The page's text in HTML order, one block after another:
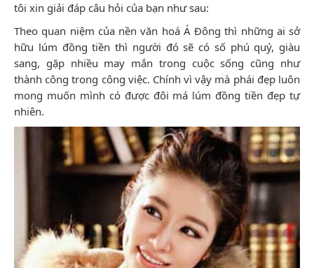
tôi xin giải đáp câu hỏi của bạn như sau:
Theo quan niệm của nền văn hoá Á Đông thì những ai sở
hữu lúm đồng tiền thì người đó sẽ có số phú quý, giàu
sang, gặp nhiều may mắn trong cuộc sống cũng như
thành công trong công việc. Chính vì vậy mà phái đẹp luôn
mong muốn mình có được đôi má lúm đồng tiền đẹp tự
nhiên.